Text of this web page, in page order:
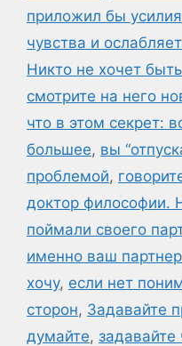
приложил бы усилия
чувства и
Никто не хочет
смотрите на него
что в этом секрет:
большее, вы
проблемой,
доктор философии.
поймали своего
именно ваш
хочу, если нет
сторон, Задавайте
думайте,